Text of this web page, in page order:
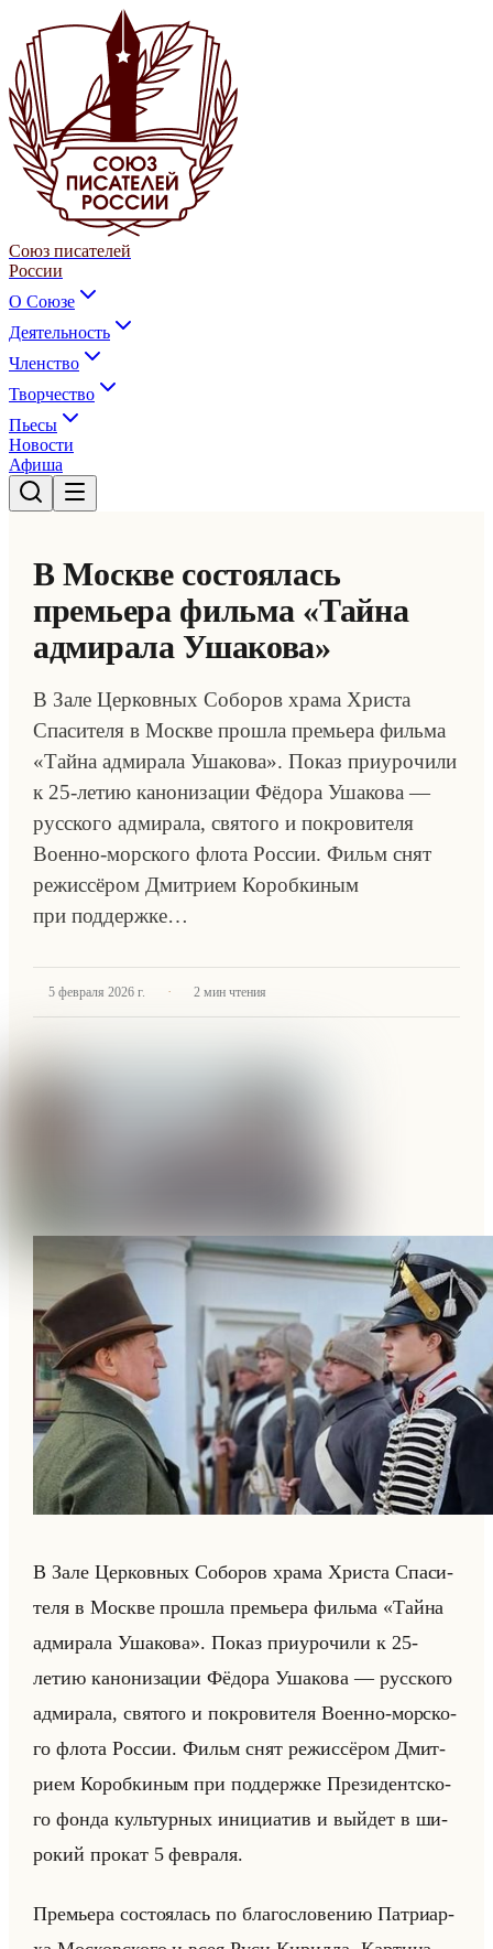
Союз писателей
России
О Союзе
Деятельность
Членство
Творчество
Пьесы
Новости
Афиша
В Москве состоялась
премьера фильма «Тайна
адмирала Ушакова»
В Зале Церковных Соборов храма Христа
Спасителя в Москве прошла премьера фильма
«Тайна адмирала Ушакова». Показ приурочили
к 25-летию канонизации Фёдора Ушакова —
русского адмирала, святого и покровителя
Военно-морского флота России. Фильм снят
режиссёром Дмитрием Коробкиным
при поддержке…
5 февраля 2026 г. · 2 мин чтения
В Зале Цер­ков­ных Со­бо­ров храма Хри­ста Спа­си­
те­ля в Москве про­шла пре­мье­ра фильма «Тайна
адмирала Ушакова». Показ при­уро­чи­ли к 25-
летию ка­но­ни­за­ции Фё­до­ра Уша­ко­ва — рус­ско­го
ад­ми­ра­ла, свя­то­го и по­кро­ви­те­ля Во­ен­но-мор­ско­
го флота Рос­сии. Фильм снят ре­жис­сё­ром Дмит­
ри­ем Ко­роб­ки­ным при под­держ­ке Пре­зи­дент­ско­
го фонда культур­ных ини­ци­атив и выйдет в ши­
ро­кий про­кат 5 фев­ра­ля.
Пре­мье­ра со­сто­ялась по бла­го­сло­ве­нию Пат­ри­ар­